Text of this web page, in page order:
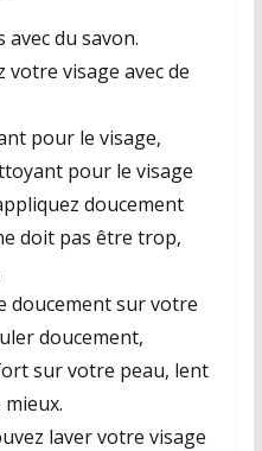
avec du savon.
visage avec de
pour le visage,
pour le visage
doucement
doit pas être trop,
doucement sur votre
doucement,
sur votre peau, lent
laver votre visage